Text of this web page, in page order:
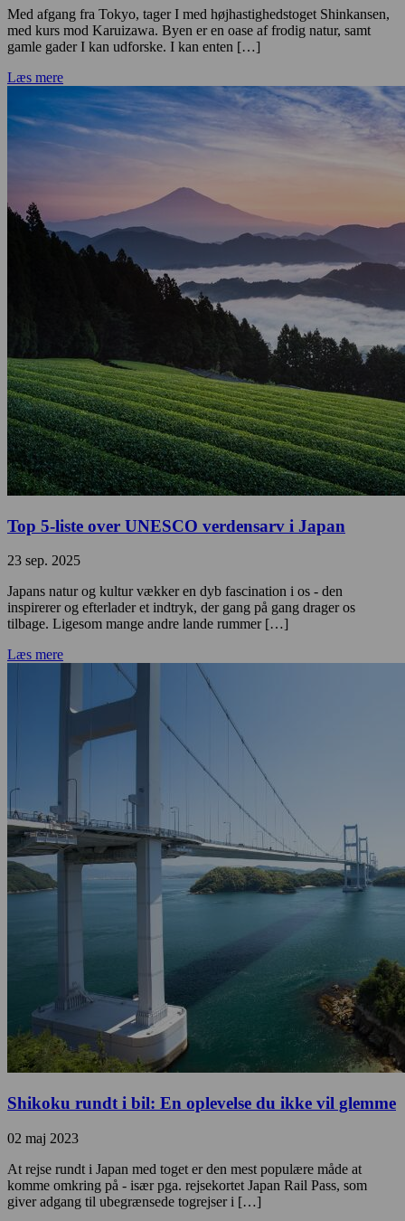
Med afgang fra Tokyo, tager I med højhastighedstoget Shinkansen,
med kurs mod Karuizawa. Byen er en oase af frodig natur, samt
gamle gader I kan udforske. I kan enten […]
Læs mere
Top 5-liste over UNESCO verdensarv i Japan
23 sep. 2025
Japans natur og kultur vækker en dyb fascination i os - den
inspirerer og efterlader et indtryk, der gang på gang drager os
tilbage. Ligesom mange andre lande rummer […]
Læs mere
Shikoku rundt i bil: En oplevelse du ikke vil glemme
02 maj 2023
At rejse rundt i Japan med toget er den mest populære måde at
komme omkring på - især pga. rejsekortet Japan Rail Pass, som
giver adgang til ubegrænsede togrejser i […]